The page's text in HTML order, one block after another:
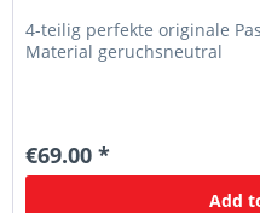
4-teilig perfekte originale
Material geruchsneutral
€69.00 *
Add